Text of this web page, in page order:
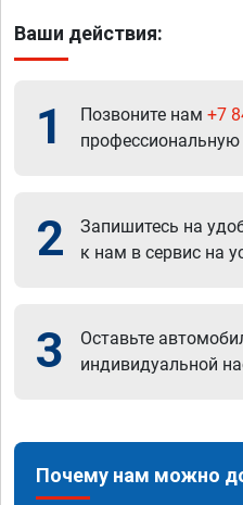
Ваши действия:
1 Позвоните нам +7
2
Запишитесь на
к нам в сервис на
3
Оставьте
индивидуальной
Почему нам можно